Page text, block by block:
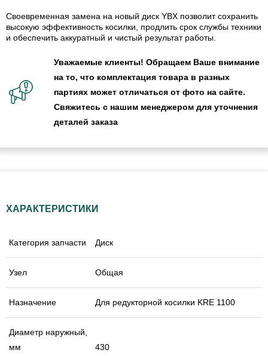
Своевременная замена на новый диск YBX позволит сохранить
высокую эффективность косилки, продлить срок службы техники
и обеспечить аккуратный и чистый результат работы.
Уважаемые клиенты! Обращаем Ваше внимание
на то, что комплектация товара в разных
партиях может отличаться от фото на сайте.
Свяжитесь с нашим менеджером для уточнения
деталей заказа
ХАРАКТЕРИСТИКИ
Категория запчасти Диск
Узел Общая
Назначение Для редукторной косилки KRE 1100
Диаметр наружный,
мм
430